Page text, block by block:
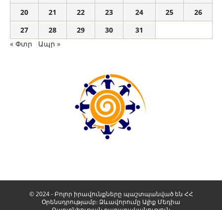
20
21 22 23 24 25
26
27
28 29 30
31
« Փտր
Ապր »
© 2024 - Բոլոր իրավունքները պաշտպանված են ՀՀ
Օրենսդրությամբ: Ձևավորումը Ալիք Մեդիա